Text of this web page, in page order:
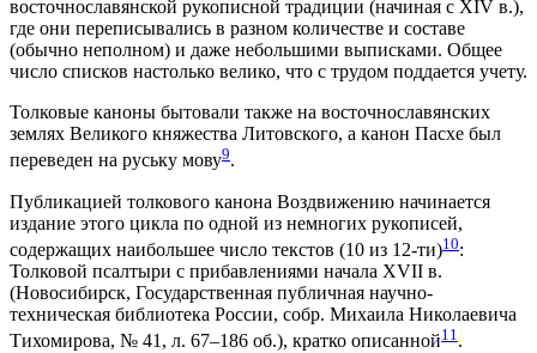
восточнославянской рукописной традиции (начиная с XIV в.),
где они переписывались в разном количестве и составе
(обычно неполном) и даже небольшими выписками. Общее
число списков настолько велико, что с трудом поддается учету.
Толковые каноны бытовали также на восточнославянских
землях Великого княжества Литовского, а канон Пасхе был
переведен на руську мову9.
Публикацией толкового канона Воздвижению начинается
издание этого цикла по одной из немногих рукописей,
содержащих наибольшее число текстов (10 из 12-ти)10:
Толковой псалтыри с прибавлениями начала XVII в.
(Новосибирск, Государственная публичная научно-
техническая библиотека России, собр. Михаилa Николаевичa
Тихомирова, № 41, л. 67–186 об.), кратко описанной11.